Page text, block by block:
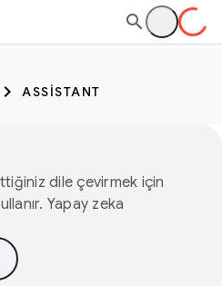
ASSISTANT
dile çevirmek için
Yapay zeka